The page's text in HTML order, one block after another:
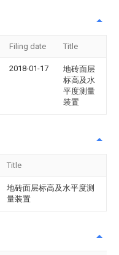
Filing date Title
2018-01-17
地砖面层
标高及水
平度测量
装置
Title
地砖面层标高及水平度测
量装置